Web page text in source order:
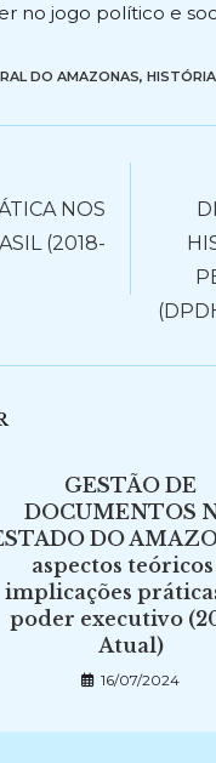
no jogo político e
DO AMAZONAS,
NOS
(2018-
GESTÃO DE
DOCUMENTOS
DO
aspectos teóricos
implicações
poder executivo
Atual)
16/07/2024